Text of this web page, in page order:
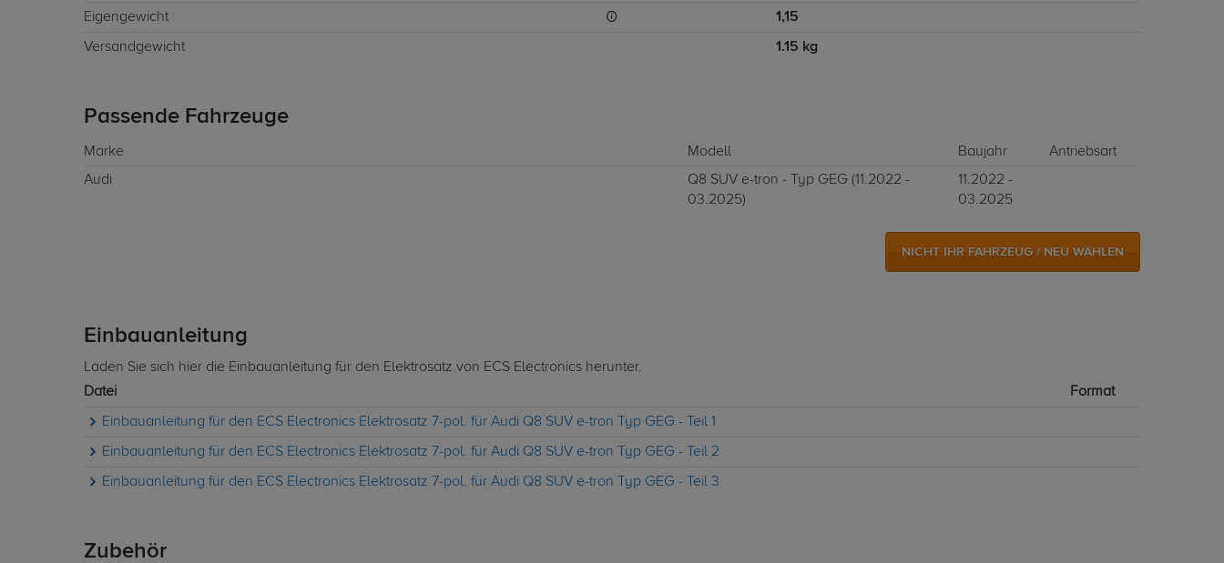
Eigengewicht 1,15
Versandgewicht 1.15 kg
Passende Fahrzeuge
Marke Modell Baujahr
Antriebsart
Audi
Q8 SUV e-tron - Typ GEG (11.2022 -
03.2025)
11.2022 -
03.2025
NICHT IHR FAHRZEUG / NEU WÄHLEN
Einbauanleitung
Laden Sie sich hier die Einbauanleitung für den Elektrosatz von ECS Electronics herunter.
Datei
Format
Einbauanleitung für den ECS Electronics Elektrosatz 7-pol. für Audi Q8 SUV e-tron Typ GEG - Teil 1
Einbauanleitung für den ECS Electronics Elektrosatz 7-pol. für Audi Q8 SUV e-tron Typ GEG - Teil 2
Einbauanleitung für den ECS Electronics Elektrosatz 7-pol. für Audi Q8 SUV e-tron Typ GEG - Teil 3
Zubehör